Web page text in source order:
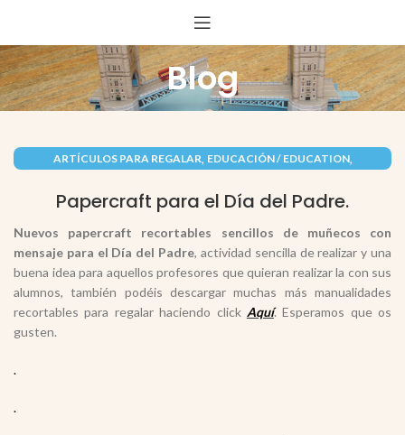
Blog
ARTÍCULOS PARA REGALAR, EDUCACIÓN / EDUCATION,
RECORTABLES PAPERCRAFT
Papercraft para el Día del Padre.
Nuevos papercraft recortables sencillos de muñecos con
mensaje para el Día del Padre, actividad sencilla de realizar y una
buena idea para aquellos profesores que quieran realizar la con sus
alumnos, también podéis descargar muchas más manualidades
recortables para regalar haciendo click Aquí. Esperamos que os
gusten.
.
.